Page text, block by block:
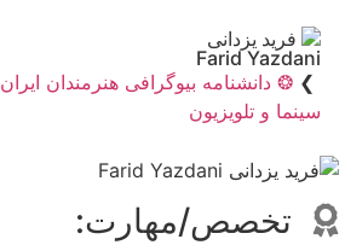
فرید یزدانی
Farid Yazdani
❯ ❂ دانشنامه بیوگرافی هنرمندان ایران
سینما و تلویزیون
تخصص/مهارت: